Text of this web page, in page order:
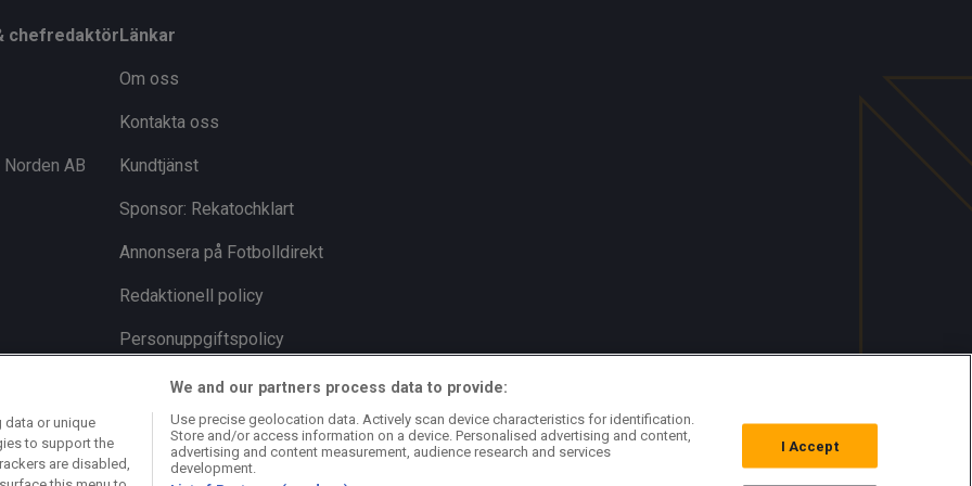
chefredaktör
AB
Länkar
Om oss
Kontakta oss
Kundtjänst
Sponsor: Rekatochklart
Annonsera på Fotbolldirekt
Redaktionell policy
Personuppgiftspolicy
Cookiepolicy
data or unique
to support the
are disabled,
We and our partners process data to provide:
Use precise geolocation data. Actively scan device characteristics for identification.
Store and/or access information on a device. Personalised advertising and content,
advertising and content measurement, audience research and services
development.
I Accept